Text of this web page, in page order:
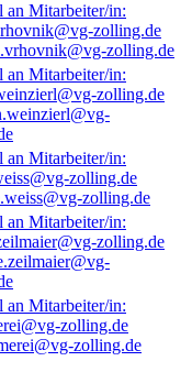
zolling.de
zolling.de
zolling.de